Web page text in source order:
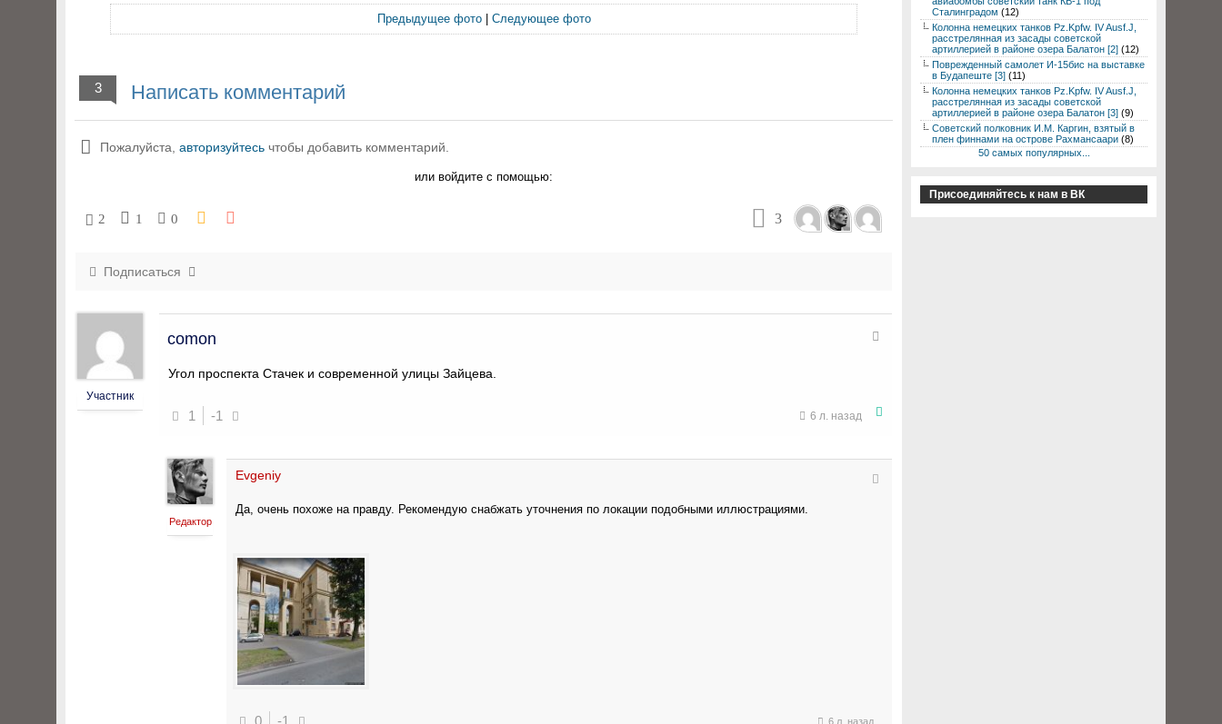
Предыдущее фото| Следующее фото
3 Написать комментарий
Пожалуйста, авторизуйтесь чтобы добавить комментарий.
или войдите с помощью:
2 1 0 3
Подписаться
Участник
comon
Угол проспекта Стачек и современной улицы Зайцева.
1 -1 6 л. назад
Редактор
Evgeniy
Да, очень похоже на правду. Рекомендую снабжать уточнения по локации подобными иллюстрациями.
0 -1 6 л. назад
Сталинградом (12)
Колонна немецких танков Pz.Kpfw. IV Ausf.J,
расстрелянная из засады советской
артиллерией в районе озера Балатон [2] (12)
Поврежденный самолет И-15бис на выставке
в Будапеште [3] (11)
Колонна немецких танков Pz.Kpfw. IV Ausf.J,
расстрелянная из засады советской
артиллерией в районе озера Балатон [3] (9)
Советский полковник И.М. Каргин, взятый в
плен финнами на острове Рахмансаари (8)
50 самых популярных...
Присоединяйтесь к нам в ВК